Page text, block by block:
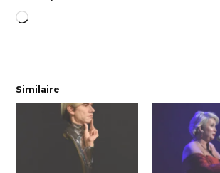
Chargement…
Similaire